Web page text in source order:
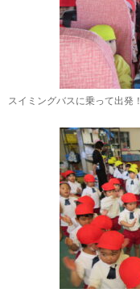
スイミングバスに乗って出発！